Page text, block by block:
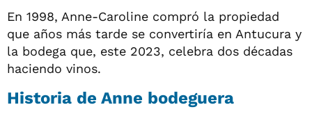
En 1998, Anne-Caroline compró la propiedad
que años más tarde se convertiría en Antucura y
la bodega que, este 2023, celebra dos décadas
haciendo vinos.
Historia de Anne bodeguera